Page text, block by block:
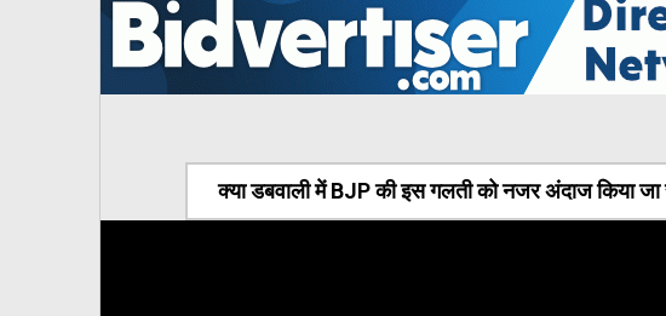
क्या डबवाली में BJP की इस गलती को नजर अंदाज किया